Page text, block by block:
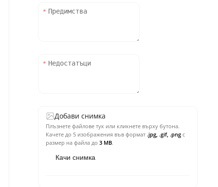
Добави снимка
Плъзнете файлове тук или кликнете върху бутона.
Качете до 5 изображения във формат .jpg, .gif, .png с
размер на файла до 3 MB.
Качи снимка